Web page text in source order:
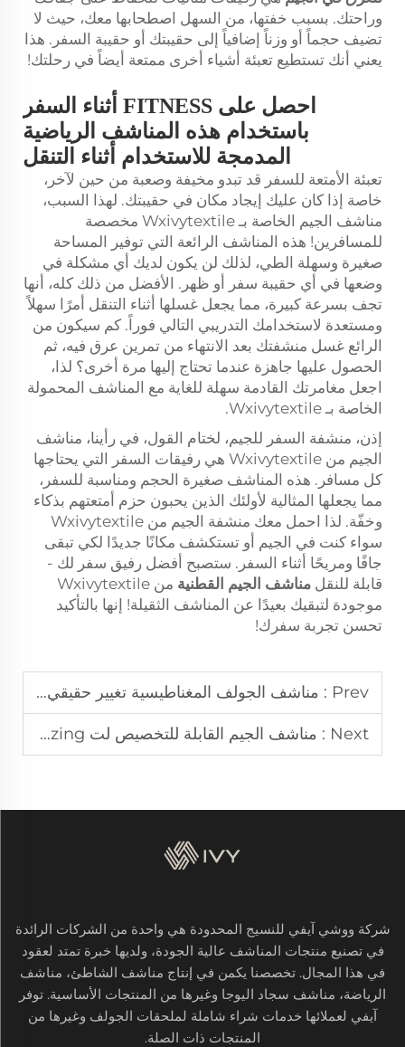
وراحتك. بسبب خفتها، من السهل اصطحابها معك، حيث لا
تضيف حجماً أو وزناً إضافياً إلى حقيبتك أو حقيبة السفر. هذا
يعني أنك تستطيع تعبئة أشياء أخرى ممتعة أيضاً في رحلتك!
احصل على FITNESS أثناء السفر
باستخدام هذه المناشف الرياضية
المدمجة للاستخدام أثناء التنقل
تعبئة الأمتعة للسفر قد تبدو مخيفة وصعبة من حين لآخر،
خاصة إذا كان عليك إيجاد مكان في حقيبتك. لهذا السبب،
مناشف الجيم الخاصة بـ Wxivytextile مخصصة
للمسافرين! هذه المناشف الرائعة التي توفير المساحة
صغيرة وسهلة الطي، لذلك لن يكون لديك أي مشكلة في
وضعها في أي حقيبة سفر أو ظهر. الأفضل من ذلك كله، أنها
تجف بسرعة كبيرة، مما يجعل غسلها أثناء التنقل أمرًا سهلاً
ومستعدة لاستخدامك التدريبي التالي فوراً. كم سيكون من
الرائع غسل منشفتك بعد الانتهاء من تمرين عرق فيه، ثم
الحصول عليها جاهزة عندما تحتاج إليها مرة أخرى؟ لذا،
اجعل مغامرتك القادمة سهلة للغاية مع المناشف المحمولة
الخاصة بـ Wxivytextile.
إذن، منشفة السفر للجيم، لختام القول، في رأينا، مناشف
الجيم من Wxivytextile هي رفيقات السفر التي يحتاجها
كل مسافر. هذه المناشف صغيرة الحجم ومناسبة للسفر،
مما يجعلها المثالية لأولئك الذين يحبون حزم أمتعتهم بذكاء
وخفّة. لذا احمل معك منشفة الجيم من Wxivytextile
سواء كنت في الجيم أو تستكشف مكانًا جديدًا لكي تبقى
جافًا ومريحًا أثناء السفر. ستصبح أفضل رفيق سفر لك -
قابلة للنقل مناشف الجيم القطنية
من Wxivytextile
موجودة لتبقيك بعيدًا عن المناشف الثقيلة! إنها بالتأكيد
تحسن تجربة سفرك!
Prev : مناشف الجولف المغناطيسية تغيير حقيقي للحفاظ على النادي نظيفًا تمامًا
Next : مناشف الجيم القابلة للتخصيص لت personalizing معدات التمارين الخاصة بك
شركة ووشي آيفي للنسيج المحدودة هي واحدة من الشركات الرائدة
في تصنيع منتجات المناشف عالية الجودة، ولديها خبرة تمتد لعقود
في هذا المجال. تخصصنا يكمن في إنتاج مناشف الشاطئ، مناشف
الرياضة، مناشف سجاد اليوجا وغيرها من المنتجات الأساسية. توفر
آيفي لعملائها خدمات شراء شاملة لملحقات الجولف وغيرها من
المنتجات ذات الصلة.